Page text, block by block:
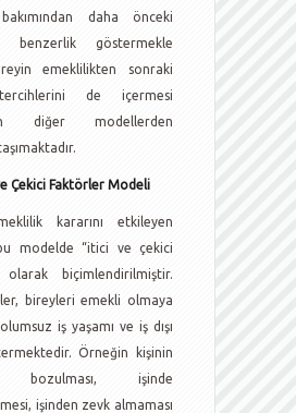
daha önceki
benzerlik göstermekle
emeklilikten sonraki
de içermesi
diğer modellerden
Çekici Faktörler Modeli
kararını etkileyen
modelde “itici ve çekici
biçimlendirilmiştir.
bireyleri emekli olmaya
iş yaşamı ve iş dışı
Örneğin kişinin
bozulması, işinde
işinden zevk almaması